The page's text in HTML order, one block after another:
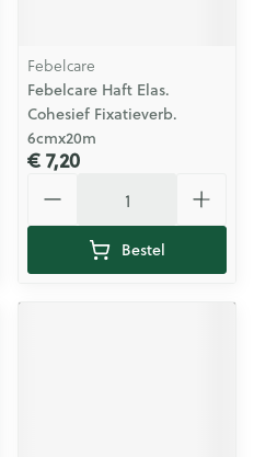
Febelcare
Febelcare Haft Elas.
Cohesief Fixatieverb.
6cmx20m
€ 7,20
Bestel